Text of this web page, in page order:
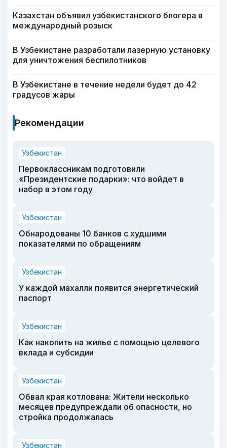
Казахстан объявил узбекистанского блогера в
международный розыск
В Узбекистане разработали лазерную установку
для уничтожения беспилотников
В Узбекистане в течение недели будет до 42
градусов жары
Рекомендации
Узбекистан
Первоклассникам подготовили
«Президентские подарки»: что войдет в
набор в этом году
Узбекистан
Обнародованы 10 банков с худшими
показателями по обращениям
Узбекистан
У каждой махалли появится энергетический
паспорт
Узбекистан
Как накопить на жилье с помощью целевого
вклада и субсидии
Узбекистан
Обвал края котлована: Жители несколько
месяцев предупреждали об опасности, но
стройка продолжалась
Узбекистан